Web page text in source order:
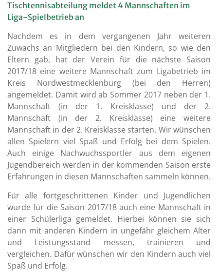
Tischtennisabteilung meldet 4 Mannschaften im
Liga-Spielbetrieb an
Nachdem es in dem vergangenen Jahr weiteren
Zuwachs an Mitgliedern bei den Kindern, so wie den
Eltern gab, hat der Verein für die nächste Saison
2017/18 eine weitere Mannschaft zum Ligabetrieb im
Kreis Nordwestmecklenburg (bei den Herren)
angemeldet. Damit wird ab Sommer 2017 neben der 1.
Mannschaft (in der 1. Kreisklasse) und der 2.
Mannschaft (in der 2. Kreisklasse) eine weitere
Mannschaft in der 2. Kreisklasse starten. Wir wünschen
allen Spielern viel Spaß und Erfolg bei dem Spielen.
Auch einige Nachwuchssportler aus dem eigenen
Jugendbereich werden in der kommenden Saison erste
Erfahrungen in diesen Mannschaften sammeln können.
Für alle fortgeschrittenen Kinder und Jugendlichen
wurde für die Saison 2017/18 auch eine Mannschaft in
einer Schülerliga gemeldet. Hierbei können sie sich
dann mit anderen Kindern in ungefähr gleichem Alter
und Leistungsstand messen, trainieren und
vergleichen. Dafür wünschen wir den Kindern auch viel
Spaß und Erfolg.